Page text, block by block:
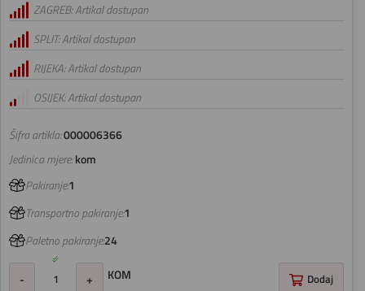
Šifra artikla:000006366
ZAGREB: Artikal dostupan
SPLIT: Artikal dostupan
RIJEKA: Artikal dostupan
OSIJEK: Artikal dostupan
Jedinica mjere:kom
Pakiranje:1
Transportno pakiranje:1
Paletno pakiranje:24
- + KOM Dodaj